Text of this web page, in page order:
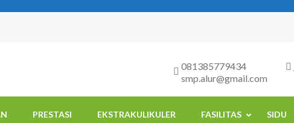
081385779434
smp.alur@gmail.com
PRESTASI EKSTRAKULIKULER FASILITAS SIDU